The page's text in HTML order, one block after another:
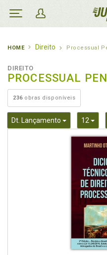
HOME Direito Processual
DIREITO
PROCESSUAL
236obras disponíveis
Dt. Lançamento Toggle
12